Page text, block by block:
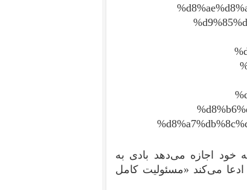
خود اجازه می‌دهد بادی به
می‌کند «مسئولیت کامل